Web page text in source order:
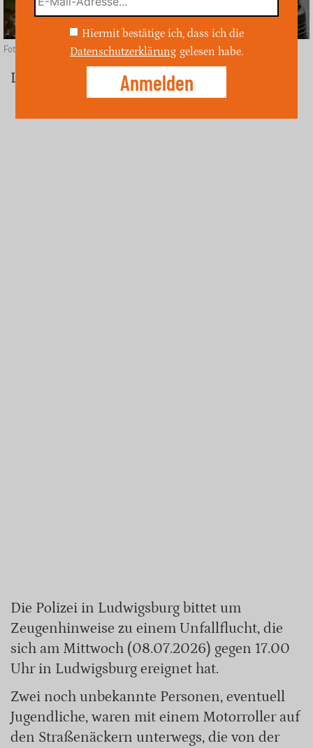
Foto: unsplash
Ludwigsburg (ost)
Die Polizei in Ludwigsburg bittet um
Zeugenhinweise zu einem Unfallflucht, die
sich am Mittwoch (08.07.2026) gegen 17.00
Uhr in Ludwigsburg ereignet hat.
Zwei noch unbekannte Personen, eventuell
Jugendliche, waren mit einem Motorroller auf
den Straßenäckern unterwegs, die von der
Hiermit bestätige ich, dass ich die
Datenschutzerklärung gelesen habe.